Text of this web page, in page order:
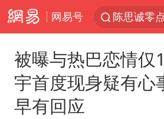
网易号
被曝与热巴恋情仅
宇首度现身疑有心
早有回应